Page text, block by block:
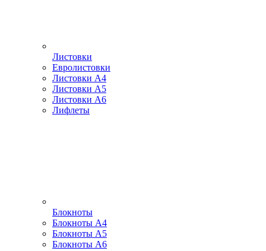
Листовки
Евролистовки
Листовки А4
Листовки А5
Листовки А6
Лифлеты
Блокноты
Блокноты А4
Блокноты А5
Блокноты А6